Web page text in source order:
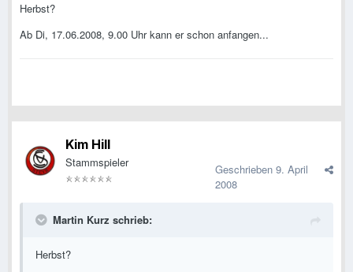
Herbst?
Ab Di, 17.06.2008, 9.00 Uhr kann er schon anfangen...
Kim Hill
Stammspieler Geschrieben 9. April
2008
Martin Kurz schrieb:
Herbst?